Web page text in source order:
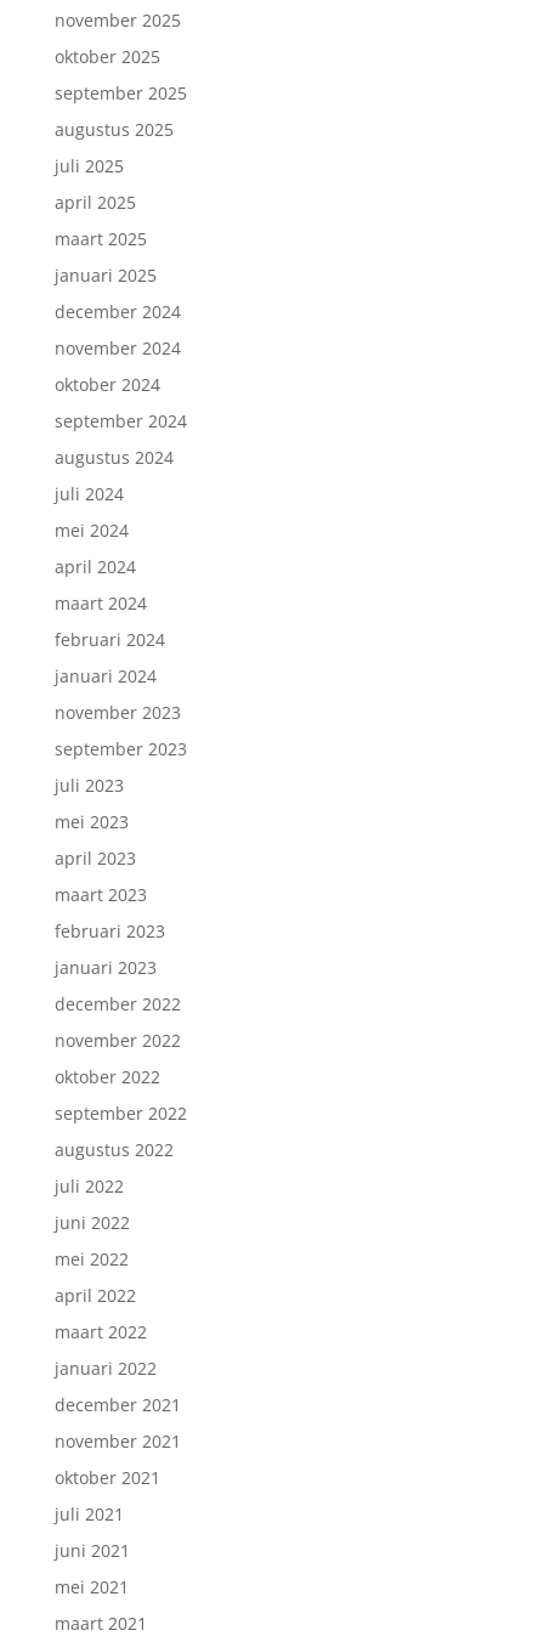
november 2025
oktober 2025
september 2025
augustus 2025
juli 2025
april 2025
maart 2025
januari 2025
december 2024
november 2024
oktober 2024
september 2024
augustus 2024
juli 2024
mei 2024
april 2024
maart 2024
februari 2024
januari 2024
november 2023
september 2023
juli 2023
mei 2023
april 2023
maart 2023
februari 2023
januari 2023
december 2022
november 2022
oktober 2022
september 2022
augustus 2022
juli 2022
juni 2022
mei 2022
april 2022
maart 2022
januari 2022
december 2021
november 2021
oktober 2021
juli 2021
juni 2021
mei 2021
maart 2021